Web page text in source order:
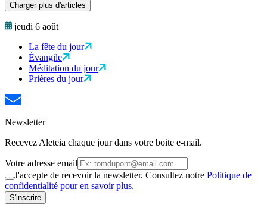
Charger plus d'articles
jeudi 6 août
La fête du jour
Évangile
Méditation du jour
Prières du jour
Newsletter
Recevez Aleteia chaque jour dans votre boite e-mail.
Votre adresse email
J'accepte de recevoir la newsletter. Consultez notre Politique de
confidentialité pour en savoir plus.
S'inscrire